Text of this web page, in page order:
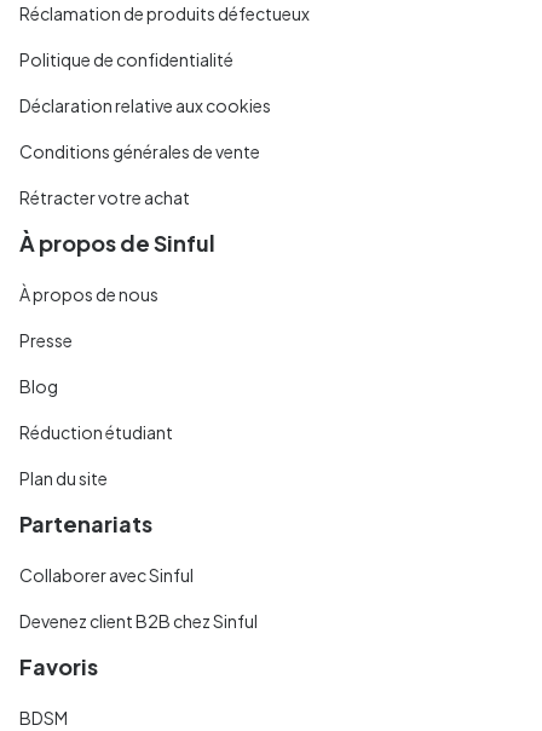
Réclamation de produits défectueux
Politique de confidentialité
Déclaration relative aux cookies
Conditions générales de vente
Rétracter votre achat
À propos de Sinful
À propos de nous
Presse
Blog
Réduction étudiant
Plan du site
Partenariats
Collaborer avec Sinful
Devenez client B2B chez Sinful
Favoris
BDSM